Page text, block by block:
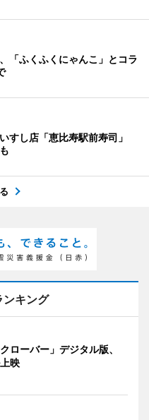
「ふくふくにゃんこ」とコラ
すし店「恵比寿駅前寿司」
ンキング
ローバー」デジタル版、
映